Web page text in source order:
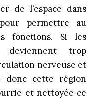
de l’espace dans
pour permettre au
fonctions. Si les
deviennent trop
nerveuse et
donc cette région
et nettoyée ce